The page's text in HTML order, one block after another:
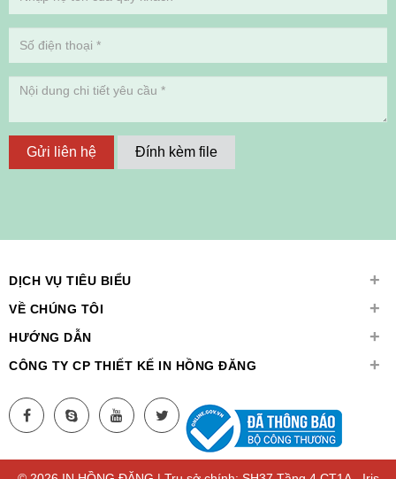
Gửi liên hệ Đính kèm file
DỊCH VỤ TIÊU BIỂU +
VỀ CHÚNG TÔI +
HƯỚNG DẪN +
CÔNG TY CP THIẾT KẾ IN HỒNG ĐĂNG +